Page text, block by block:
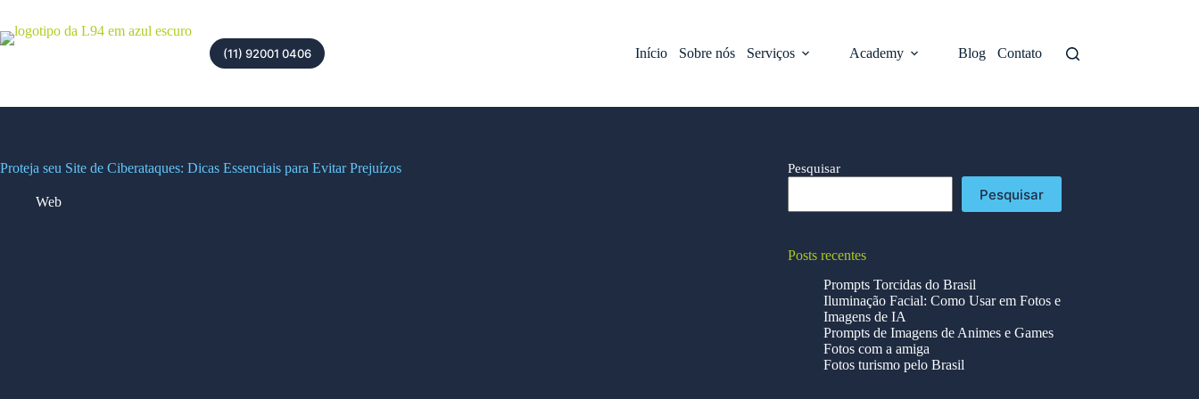
(11) 92001 0406 Início Sobre nós Serviços Academy Blog Contato
Proteja seu Site de Ciberataques: Dicas Essenciais para Evitar Prejuízos
Web
Pesquisar
Pesquisar
Posts recentes
Prompts Torcidas do Brasil
Iluminação Facial: Como Usar em Fotos e
Imagens de IA
Prompts de Imagens de Animes e Games
Fotos com a amiga
Fotos turismo pelo Brasil